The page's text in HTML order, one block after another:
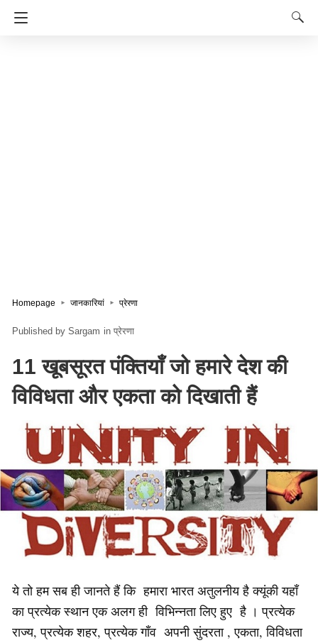
Homepage जानकारियां प्रेरणा
Sargam in प्रेरणा
11 खूबसूरत पंक्तियाँ जो हमारे देश की
विविधता और एकता को दिखाती हैं
ये तो हम सब ही जानते हैं कि हमारा भारत अतुलनीय है क्यूंकी यहाँ
का प्रत्येक स्थान एक अलग ही विभिन्नता लिए हुए है । प्रत्येक
राज्य, प्रत्येक शहर, प्रत्येक गाँव अपनी सुंदरता , एकता, विविधता